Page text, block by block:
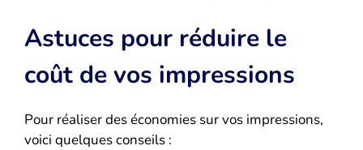
Astuces pour réduire le
coût de vos impressions
Pour réaliser des économies sur vos impressions,
voici quelques conseils :